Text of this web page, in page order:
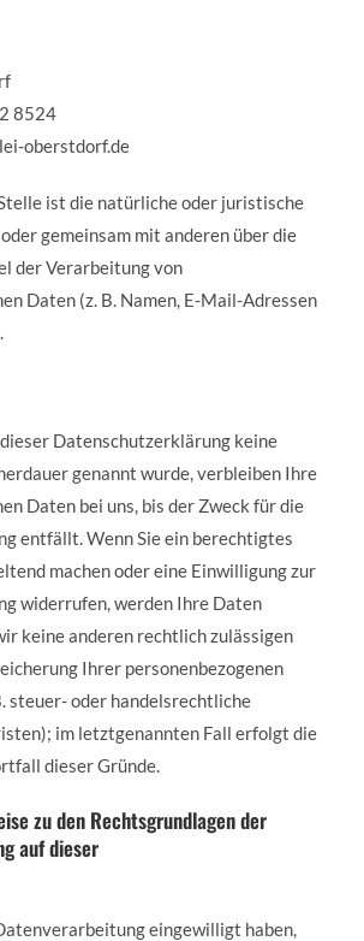
8524
oberstdorf.de
ist die natürliche oder juristische
gemeinsam mit anderen über die
der Verarbeitung von
Daten (z. B. Namen, E-Mail-Adressen
Datenschutzerklärung keine
genannt wurde, verbleiben Ihre
Daten bei uns, bis der Zweck für die
entfällt. Wenn Sie ein berechtigtes
machen oder eine Einwilligung zur
widerrufen, werden Ihre Daten
keine anderen rechtlich zulässigen
Ihrer personenbezogenen
steuer- oder handelsrechtliche
im letztgenannten Fall erfolgt die
dieser Gründe.
zu den Rechtsgrundlagen der
auf dieser
eingewilligt haben,